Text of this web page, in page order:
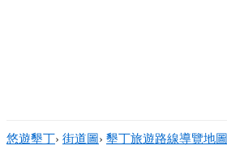
悠遊墾丁› 街道圖› 墾丁旅遊路線導覽地圖